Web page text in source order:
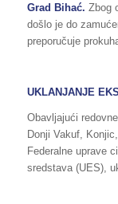
Grad Bihać. Zbog
došlo je do
preporučuje
UKLANJANJE
Obavljajući
Donji Vakuf,
Federalne uprave
sredstava (UES),